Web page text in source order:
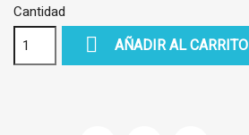
Cantidad
 AÑADIR AL CARRITO